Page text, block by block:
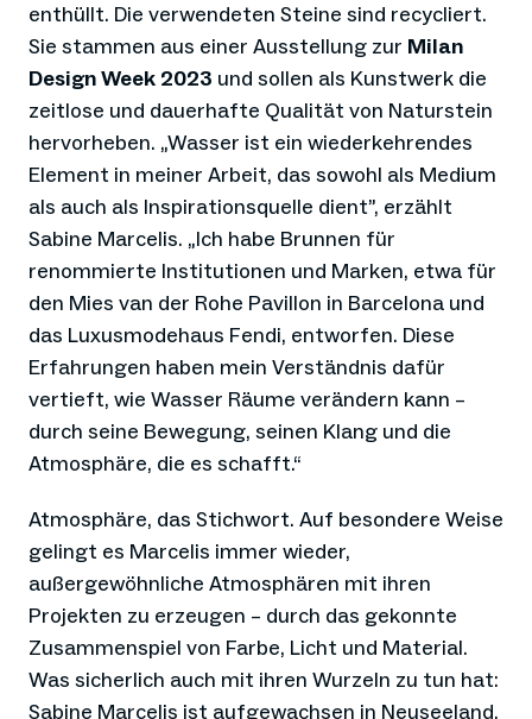
enthüllt. Die verwendeten Steine sind recycliert.
Sie stammen aus einer Ausstellung zur Milan
Design Week 2023 und sollen als Kunstwerk die
zeitlose und dauerhafte Qualität von Naturstein
hervorheben. „Wasser ist ein wiederkehrendes
Element in meiner Arbeit, das sowohl als Medium
als auch als Inspirationsquelle dient”, erzählt
Sabine Marcelis. „Ich habe Brunnen für
renommierte Institutionen und Marken, etwa für
den Mies van der Rohe Pavillon in Barcelona und
das Luxusmodehaus Fendi, entworfen. Diese
Erfahrungen haben mein Verständnis dafür
vertieft, wie Wasser Räume verändern kann –
durch seine Bewegung, seinen Klang und die
Atmosphäre, die es schafft.“
Atmosphäre, das Stichwort. Auf besondere Weise
gelingt es Marcelis immer wieder,
außergewöhnliche Atmosphären mit ihren
Projekten zu erzeugen – durch das gekonnte
Zusammenspiel von Farbe, Licht und Material.
Was sicherlich auch mit ihren Wurzeln zu tun hat:
Sabine Marcelis ist aufgewachsen in Neuseeland.